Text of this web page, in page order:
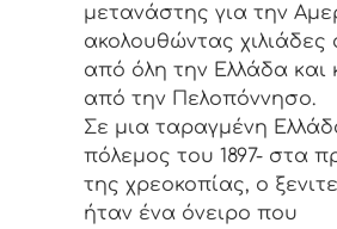
μετανάστης για την
ακολουθώντας χιλιάδες
από όλη την Ελλάδα και
από την Πελοπόννησο.
Σε μια ταραγμένη
πόλεμος του 1897- στα
της χρεοκοπίας, ο
ήταν ένα όνειρο που